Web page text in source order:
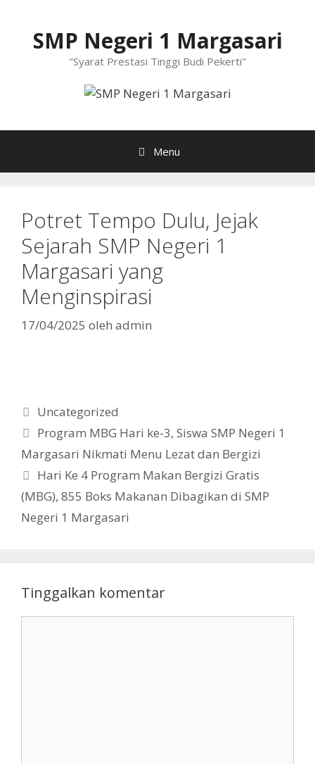
SMP Negeri 1 Margasari
"Syarat Prestasi Tinggi Budi Pekerti"
Menu
Potret Tempo Dulu, Jejak
Sejarah SMP Negeri 1
Margasari yang
Menginspirasi
17/04/2025 oleh admin
Kategori
Uncategorized
Program MBG Hari ke-3, Siswa SMP Negeri 1
Margasari Nikmati Menu Lezat dan Bergizi
Hari Ke 4 Program Makan Bergizi Gratis
(MBG), 855 Boks Makanan Dibagikan di SMP
Negeri 1 Margasari
Tinggalkan komentar